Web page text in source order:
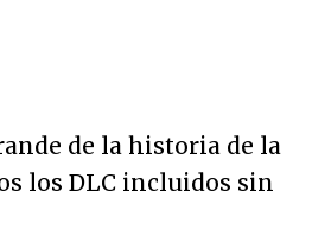
de la historia de la
los DLC incluidos sin